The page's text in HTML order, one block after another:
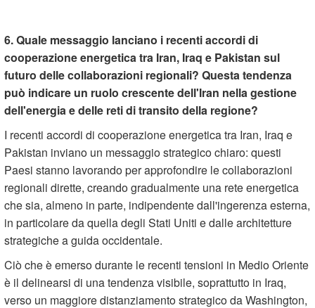
6. Quale messaggio lanciano i recenti accordi di
cooperazione energetica tra Iran, Iraq e Pakistan sul
futuro delle collaborazioni regionali? Questa tendenza
può indicare un ruolo crescente dell'Iran nella gestione
dell'energia e delle reti di transito della regione?
I recenti accordi di cooperazione energetica tra Iran, Iraq e
Pakistan inviano un messaggio strategico chiaro: questi
Paesi stanno lavorando per approfondire le collaborazioni
regionali dirette, creando gradualmente una rete energetica
che sia, almeno in parte, indipendente dall'ingerenza esterna,
in particolare da quella degli Stati Uniti e dalle architetture
strategiche a guida occidentale.
Ciò che è emerso durante le recenti tensioni in Medio Oriente
è il delinearsi di una tendenza visibile, soprattutto in Iraq,
verso un maggiore distanziamento strategico da Washington,